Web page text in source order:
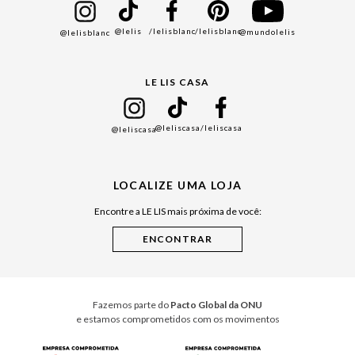
Black Friday
Cuidados Casa
@lelisblanc @lelis /lelisblanc/lelisblanc@mundolelis
LE LIS CASA
@leliscasa@leliscasa/leliscasa
LOCALIZE UMA LOJA
Encontre a LE LIS mais próxima de você:
Fazemos parte do Pacto Global da ONU
e estamos comprometidos com os movimentos